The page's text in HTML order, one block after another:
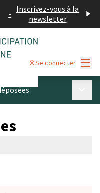
- Inscrivez-vous à la
newsletter
Se connecter